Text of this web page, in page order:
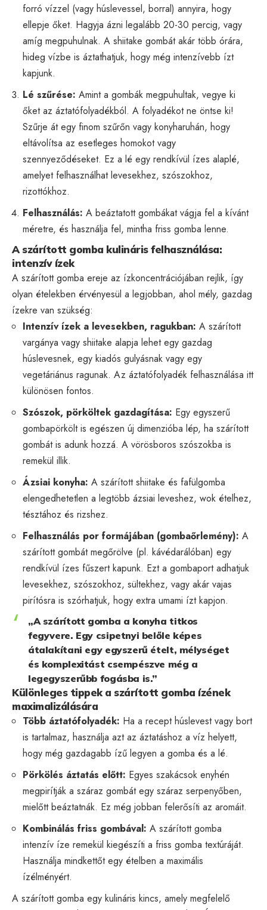
forró vízzel (vagy húslevessel, borral) annyira, hogy
ellepje őket. Hagyja ázni legalább 20-30 percig, vagy
amíg megpuhulnak. A shiitake gombát akár több órára,
hideg vízbe is áztathatjuk, hogy még intenzívebb ízt
kapjunk.
Lé szűrése: Amint a gombák megpuhultak, vegye ki
őket az áztatófolyadékból. A folyadékot ne öntse ki!
Szűrje át egy finom szűrőn vagy konyharuhán, hogy
eltávolítsa az esetleges homokot vagy
szennyeződéseket. Ez a lé egy rendkívül ízes alaplé,
amelyet felhasználhat levesekhez, szószokhoz,
rizottókhoz.
Felhasználás: A beáztatott gombákat vágja fel a kívánt
méretre, és használja fel, mintha friss gomba lenne.
A szárított gomba kulináris felhasználása:
intenzív ízek
A szárított gomba ereje az ízkoncentrációjában rejlik, így
olyan ételekben érvényesül a legjobban, ahol mély, gazdag
ízekre van szükség:
Intenzív ízek a levesekben, ragukban: A szárított
vargánya vagy shiitake alapja lehet egy gazdag
húslevesnek, egy kiadós gulyásnak vagy egy
vegetáriánus ragunak. Az áztatófolyadék felhasználása itt
különösen fontos.
Szószok, pörköltek gazdagítása: Egy egyszerű
gombapörkölt is egészen új dimenzióba lép, ha szárított
gombát is adunk hozzá. A vörösboros szószokba is
remekül illik.
Ázsiai konyha: A szárított shiitake és fafülgomba
elengedhetetlen a legtöbb ázsiai leveshez, wok ételhez,
tésztához és rizshez.
Felhasználás por formájában (gombaőrlemény): A
szárított gombát megőrölve (pl. kávédarálóban) egy
rendkívül ízes fűszert kapunk. Ezt a gombaport adhatjuk
levesekhez, szószokhoz, sültekhez, vagy akár vajas
pirítósra is szórhatjuk, hogy extra umami ízt kapjon.
„A szárított gomba a konyha titkos
fegyvere. Egy csipetnyi belőle képes
átalakítani egy egyszerű ételt, mélységet
és komplexitást csempészve még a
legegyszerűbb fogásba is.”
Különleges tippek a szárított gomba ízének
maximalizálására
Több áztatófolyadék: Ha a recept húslevest vagy bort
is tartalmaz, használja azt az áztatáshoz a víz helyett,
hogy még gazdagabb ízű legyen a gomba és a lé.
Pörkölés áztatás előtt: Egyes szakácsok enyhén
megpirítják a száraz gombát egy száraz serpenyőben,
mielőtt beáztatnák. Ez még jobban felerősíti az aromáit.
Kombinálás friss gombával: A szárított gomba
intenzív íze remekül kiegészíti a friss gomba textúráját.
Használja mindkettőt egy ételben a maximális
ízélményért.
A szárított gomba egy kulináris kincs, amely megfelelő